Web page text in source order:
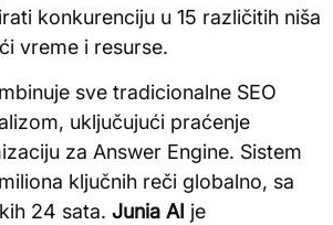
konkurenciju u 15 različitih niša
vreme i resurse.
sve tradicionalne SEO
uključujući praćenje
za Answer Engine. Sistem
ključnih reči globalno, sa
24 sata. Junia AI je